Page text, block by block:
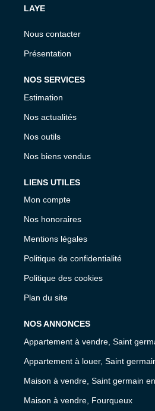
LAYE
Nous contacter
Présentation
NOS SERVICES
Estimation
Nos actualités
Nos outils
Nos biens vendus
LIENS UTILES
Mon compte
Nos honoraires
Mentions légales
Politique de confidentialité
Politique des cookies
Plan du site
NOS ANNONCES
Appartement à vendre, Saint
Appartement à louer, Saint
Maison à vendre, Saint germain
Maison à vendre, Fourqueux